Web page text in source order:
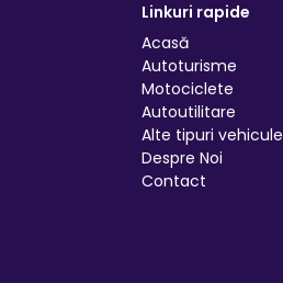
Linkuri rapide
Acasă
Autoturisme
Motociclete
Autoutilitare
Alte tipuri vehicule
Despre Noi
Contact